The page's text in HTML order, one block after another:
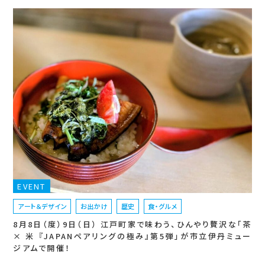
EVENT
アート＆デザイン お出かけ 歴史 食・グルメ
8月8日（度）9日（日） 江戸町家で味わう、ひんやり贅沢な「茶
× 米 『JAPANペアリングの極み』第5弾」が市立伊丹ミュー
ジアムで開催！